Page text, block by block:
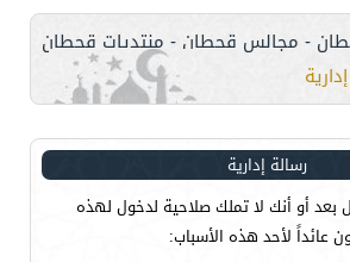
- مجالس قحطان - منتديات قحطان
رسالة إدارية
بعد أو أنك لا تملك صلاحية لدخول لهذه
عائداً لأحد هذه الأسباب: